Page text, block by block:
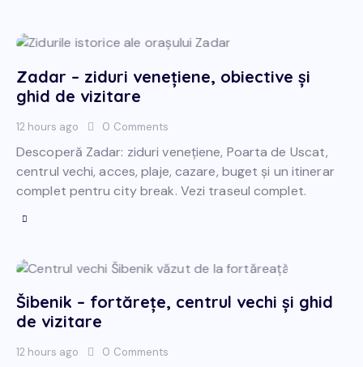
Zadar – ziduri venețiene, obiective și
ghid de vizitare
12 hours ago 0 Comments
Descoperă Zadar: ziduri venețiene, Poarta de Uscat,
centrul vechi, acces, plaje, cazare, buget și un itinerar
complet pentru city break. Vezi traseul complet.
Šibenik – fortărețe, centrul vechi și ghid
de vizitare
12 hours ago 0 Comments